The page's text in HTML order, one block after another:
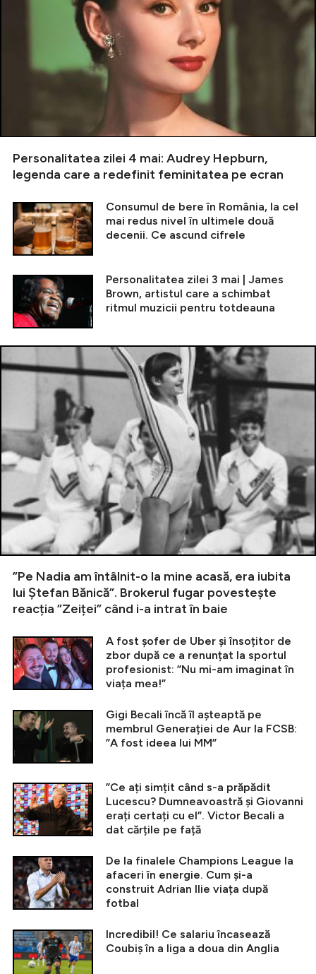
Personalitatea zilei 4 mai: Audrey Hepburn,
legenda care a redefinit feminitatea pe ecran
Consumul de bere în România, la cel
mai redus nivel în ultimele două
decenii. Ce ascund cifrele
Personalitatea zilei 3 mai | James
Brown, artistul care a schimbat
ritmul muzicii pentru totdeauna
”Pe Nadia am întâlnit-o la mine acasă, era iubita
lui Ștefan Bănică”. Brokerul fugar povestește
reacția ”Zeiței” când i-a intrat în baie
A fost șofer de Uber și însoțitor de
zbor după ce a renunțat la sportul
profesionist: ”Nu mi-am imaginat în
viața mea!”
Gigi Becali încă îl așteaptă pe
membrul Generației de Aur la FCSB:
”A fost ideea lui MM”
”Ce ați simțit când s-a prăpădit
Lucescu? Dumneavoastră și Giovanni
erați certați cu el”. Victor Becali a
dat cărțile pe față
De la finalele Champions League la
afaceri în energie. Cum și-a
construit Adrian Ilie viața după
fotbal
Incredibil! Ce salariu încasează
Coubiș în a liga a doua din Anglia